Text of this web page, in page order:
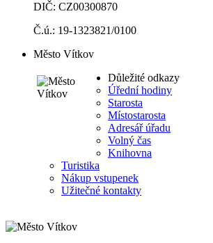
DIČ: CZ00300870
Č.ú.: 19-1323821/0100
Město Vítkov
Důležité odkazy
Úřední hodiny
Starosta
Místostarosta
Adresář úřadu
Volný čas
Knihovna
Turistika
Nákup vstupenek
Užitečné kontakty